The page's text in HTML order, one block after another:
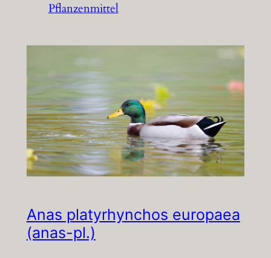
Pflanzenmittel
Anas platyrhynchos europaea
(anas-pl.)